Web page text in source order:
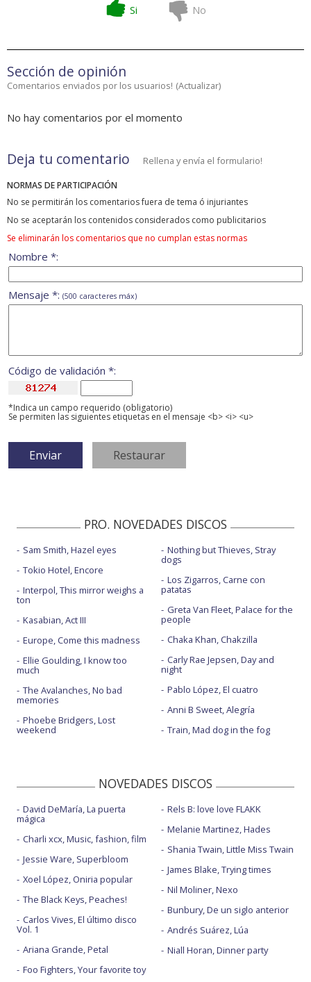
Si No
Sección de opinión
Comentarios enviados por los usuarios! (Actualizar)
No hay comentarios por el momento
Deja tu comentario Rellena y envía el formulario!
NORMAS DE PARTICIPACIÓN
No se permitirán los comentarios fuera de tema ó injuriantes
No se aceptarán los contenidos considerados como publicitarios
Se eliminarán los comentarios que no cumplan estas normas
Nombre *:
Mensaje *: (500 caracteres máx)
Código de validación *:
*Indica un campo requerido (obligatorio)
Se permiten las siguientes etiquetas en el mensaje <b> <i> <u>
PRO. NOVEDADES DISCOS
Sam Smith, Hazel eyes
Tokio Hotel, Encore
Interpol, This mirror weighs a
ton
Kasabian, Act III
Europe, Come this madness
Ellie Goulding, I know too
much
The Avalanches, No bad
memories
Phoebe Bridgers, Lost
weekend
Nothing but Thieves, Stray
dogs
Los Zigarros, Carne con
patatas
Greta Van Fleet, Palace for the
people
Chaka Khan, Chakzilla
Carly Rae Jepsen, Day and
night
Pablo López, El cuatro
Anni B Sweet, Alegría
Train, Mad dog in the fog
NOVEDADES DISCOS
David DeMaría, La puerta
mágica
Charli xcx, Music, fashion, film
Jessie Ware, Superbloom
Xoel López, Oniria popular
The Black Keys, Peaches!
Carlos Vives, El último disco
Vol. 1
Ariana Grande, Petal
Foo Fighters, Your favorite toy
Rels B: love love FLAKK
Melanie Martinez, Hades
Shania Twain, Little Miss Twain
James Blake, Trying times
Nil Moliner, Nexo
Bunbury, De un siglo anterior
Andrés Suárez, Lúa
Niall Horan, Dinner party